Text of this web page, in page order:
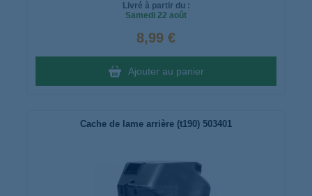
Livré à partir du :
Samedi 22 août
8,99 €
Ajouter au panier
Cache de lame arrière (t190) 503401